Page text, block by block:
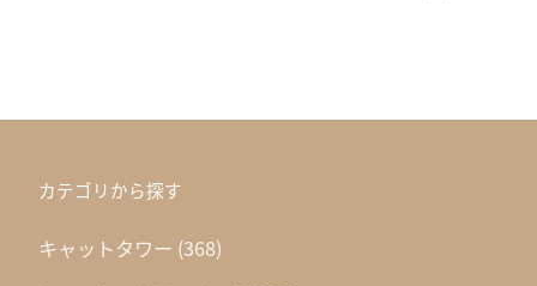
カテゴリから探す
キャットタワー (368)